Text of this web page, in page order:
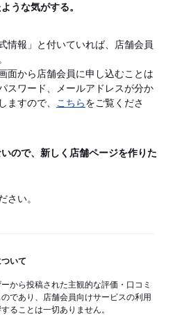
うな気がする。
情報」と付いていれば、店舗会員
面から店舗会員に申し込むことは
スワード、メールアドレスが分か
ますので、
こちらをご覧くださ
ので、新しく店舗ページを作りた
さい。
いて
から投稿された主観的な評価・口コミ
であり、店舗会員向けサービスの利用
ることは一切ありません。